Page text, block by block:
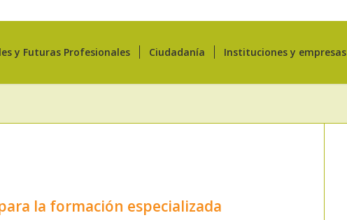
y Futuras Profesionales Ciudadanía Instituciones y empresas
la formación especializada